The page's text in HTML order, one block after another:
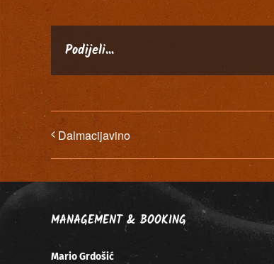
Podijeli...
Dalmacijavino
MANAGEMENT & BOOKING
Mario Grdošić